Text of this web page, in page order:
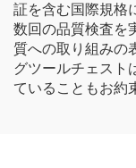
証を含む国際規格
数回の品質検査を
質への取り組みの
グツールチェスト
ていることもお約